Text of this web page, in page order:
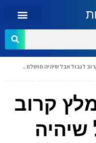
לגבול אבל שיהיה מושלם ..
קרוב
שיהיה